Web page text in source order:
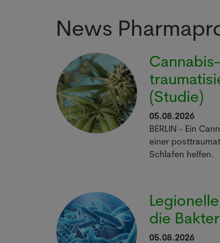
News
(Studie)
05.08.2026
BERLIN - Ein
einer
Schlafen helfen.
die
05.08.2026